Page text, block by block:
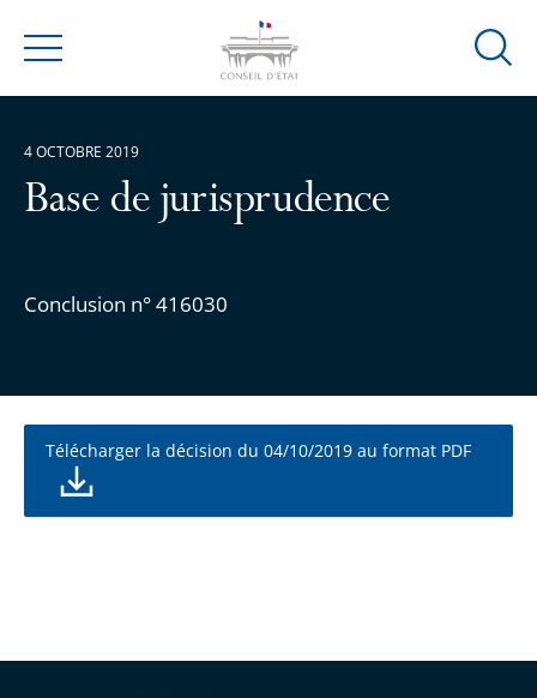
Menu
Ouvrir
Base de jurisprudence
Conclusion n° 416030
4 OCTOBRE 2019
Télécharger la décision du 04/10/2019 au format PDF